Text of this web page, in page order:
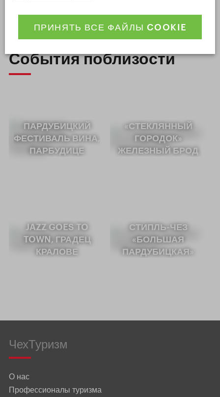
События поблизости
ПАРДУБИЦКИЙ
ФЕСТИВАЛЬ ВИНА,
ПАРБУДИЦЕ
«СТЕКЛЯННЫЙ
ГОРОДОК»
ЖЕЛЕЗНЫЙ БРОД
JAZZ GOES TO
TOWN, ГРАДЕЦ
КРАЛОВЕ
СТИПЛЬ-ЧЕЗ
«БОЛЬШАЯ
ПАРДУБИЦКАЯ»
ЧехТуризм
О нас
Профессионалы туризма
ПРИНЯТЬ ВСЕ ФАЙЛЫ COOKIE